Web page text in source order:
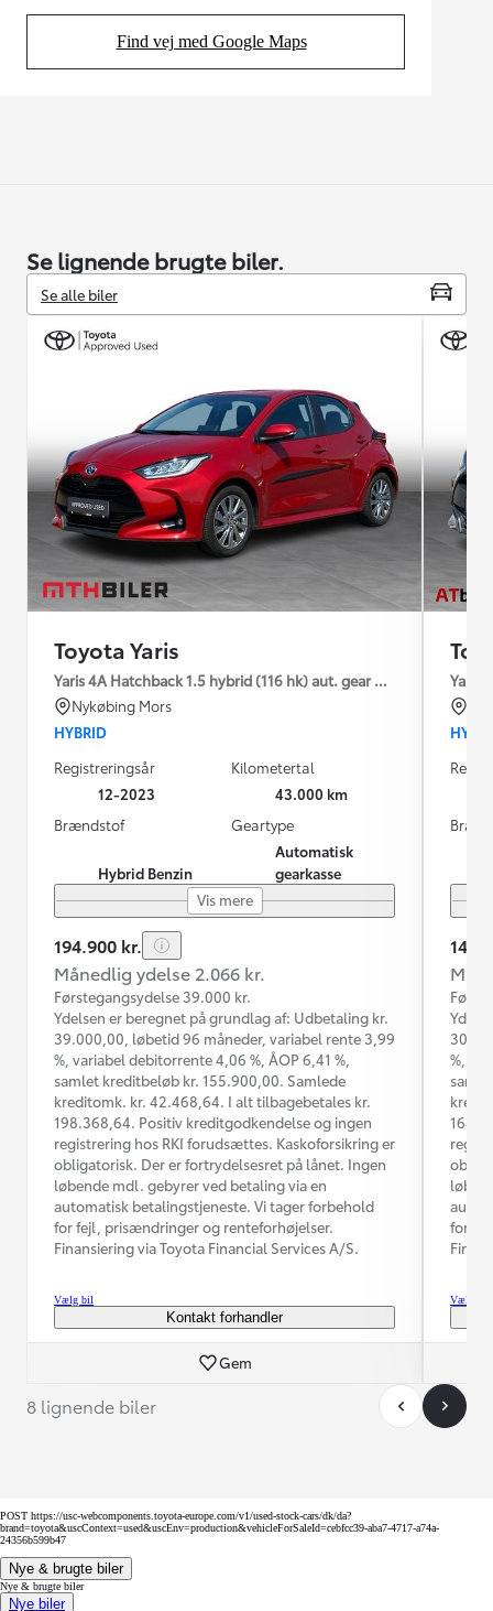
Find vej med Google Maps
(Opens in new tab)
Se lignende brugte biler.
Se alle biler
Toyota Yaris
Yaris 4A Hatchback 1.5 hybrid (116 hk) aut. gear Active -
Nykøbing Mors
HYBRID
Registreringsår
12-2023
Kilometertal
43.000 km
Brændstof
Hybrid Benzin
Geartype
Automatisk
gearkasse
Vis mere
194.900 kr.
Månedlig ydelse 2.066 kr.
Førstegangsydelse 39.000 kr.
Ydelsen er beregnet på grundlag af: Udbetaling kr.
39.000,00, løbetid 96 måneder, variabel rente 3,99
%, variabel debitorrente 4,06 %, ÅOP 6,41 %,
samlet kreditbeløb kr. 155.900,00. Samlede
kreditomk. kr. 42.468,64. I alt tilbagebetales kr.
198.368,64. Positiv kreditgodkendelse og ingen
registrering hos RKI forudsættes. Kaskoforsikring er
obligatorisk. Der er fortrydelsesret på lånet. Ingen
løbende mdl. gebyrer ved betaling via en
automatisk betalingstjeneste. Vi tager forbehold
for fejl, prisændringer og renteforhøjelser.
Finansiering via Toyota Financial Services A/S.
Vælg bil
Kontakt forhandler
Gem
Yaris
%,
for
Vælg bil
8 lignende biler
POST https://usc-webcomponents.toyota-europe.com/v1/used-stock-cars/dk/da?
brand=toyota&uscContext=used&uscEnv=production&vehicleForSaleId=cebfcc39-aba7-4717-a74a-
24356b599b47
Nye & brugte biler
Nye & brugte biler
Nye biler